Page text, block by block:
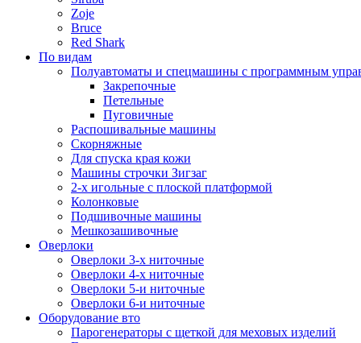
Zoje
Bruce
Red Shark
По видам
Полуавтоматы и спецмашины с программным
Закрепочные
Петельные
Пуговичные
Распошивальные машины
Скорняжные
Для спуска края кожи
Машины строчки Зигзаг
2-х игольные с плоской платформой
Колонковые
Подшивочные машины
Мешкозашивочные
Оверлоки
Оверлоки 3-х ниточные
Оверлоки 4-х ниточные
Оверлоки 5-и ниточные
Оверлоки 6-и ниточные
Оборудование вто
Парогенераторы с щеткой для меховых изделий